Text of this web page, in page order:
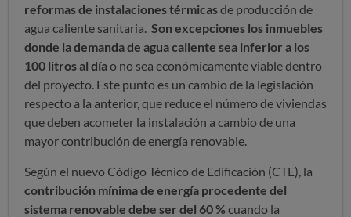
reformas de instalaciones térmicasde producción de
agua caliente sanitaria. Son excepciones los inmuebles
donde la demanda de agua caliente sea inferior a los
100 litros al díao no sea económicamente viable dentro
del proyecto. Este punto es un cambio de la legislación
respecto a la anterior, que reduce el número de viviendas
que deben acometer la instalación a cambio de una
mayor contribución de energía renovable.
Según el nuevo Código Técnico de Edificación (CTE), la
contribución mínima de energía procedente del
sistema renovable debe ser del 60 %cuando la